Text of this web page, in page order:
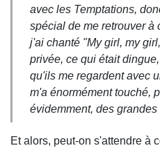
avec les Temptations,
spécial de me retrouver à
j'ai chanté "My girl, my
privée, ce qui était
qu'ils me regardent avec
m'a énormément touché,
évidemment, des
Et alors, peut-on s'attendre à